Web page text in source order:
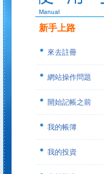
新手上路
來去註冊
網站操作問題
開始記帳之前
我的帳簿
我的投資